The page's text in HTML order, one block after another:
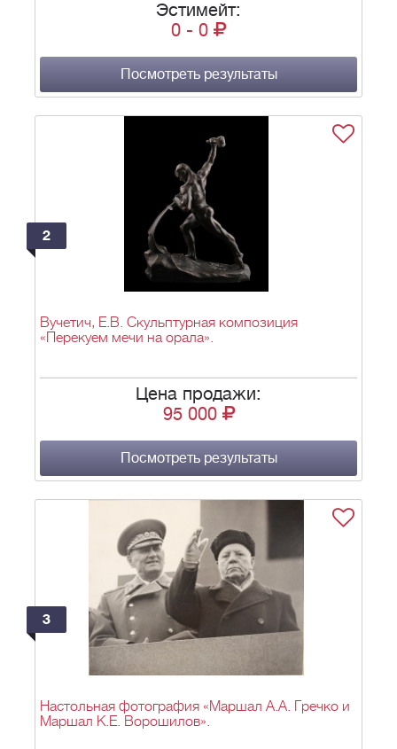
Эстимейт:
0 - 0
Посмотреть результаты
2
Вучетич, Е.В. Скульптурная композиция
«Перекуем мечи на орала».
Цена продажи:
95 000
Посмотреть результаты
3
Настольная фотография «Маршал А.А. Гречко и
Маршал К.Е. Ворошилов».